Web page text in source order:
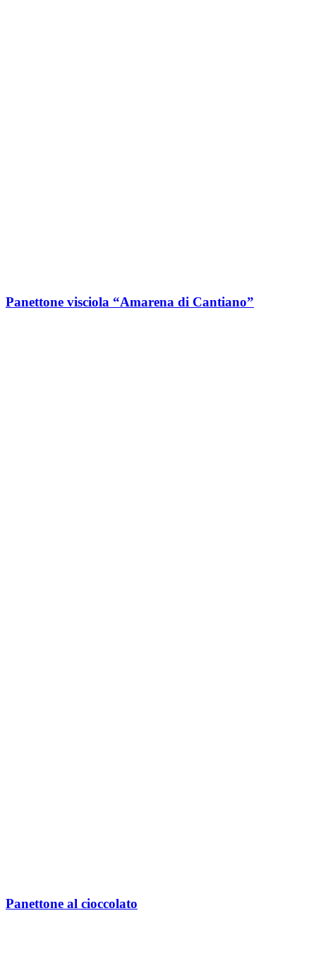
Panettone visciola “Amarena di Cantiano”
Panettone al cioccolato